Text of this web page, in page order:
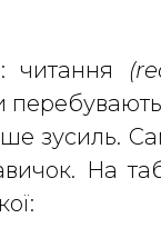
читання
зусиль.
На